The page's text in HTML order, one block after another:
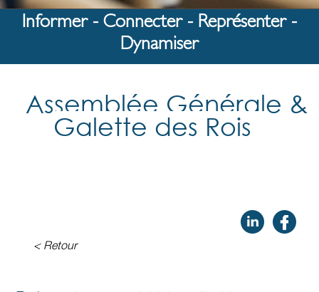
Informer - Connecter - Représenter -
Dynamiser
Assemblée Générale &
Galette des Rois
< Retour